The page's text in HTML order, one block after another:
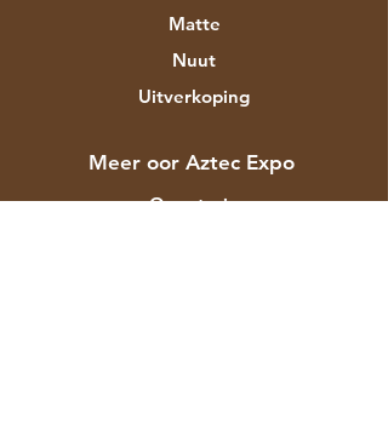
Matte
Nuut
Uitverkoping
Meer oor Aztec Expo
Ons storie